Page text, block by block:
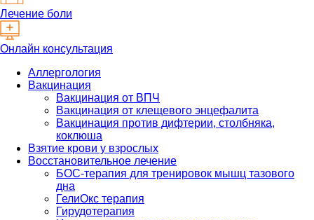
Лечение боли
Онлайн консультация
Аллергология
Вакцинация
Вакцинация от ВПЧ
Вакцинация от клещевого энцефалита
Вакцинация против дифтерии, столбняка,
коклюша
Взятие крови у взрослых
Восстановительное лечение
БОС-терапия для тренировок мышц тазового
дна
ГелиОкс терапия
Гирудотерапия